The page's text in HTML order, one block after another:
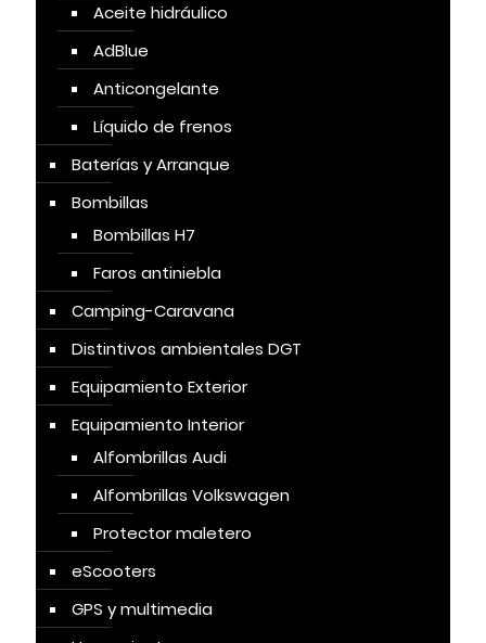
Aceite hidráulico
AdBlue
Anticongelante
Líquido de frenos
Baterías y Arranque
Bombillas
Bombillas H7
Faros antiniebla
Camping-Caravana
Distintivos ambientales DGT
Equipamiento Exterior
Equipamiento Interior
Alfombrillas Audi
Alfombrillas Volkswagen
Protector maletero
eScooters
GPS y multimedia